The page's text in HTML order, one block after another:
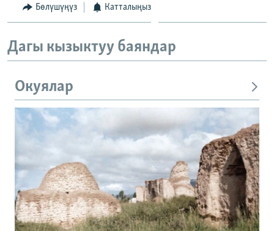
Бөлүшүңүз Катталыңыз
Дагы кызыктуу баяндар
Окуялар